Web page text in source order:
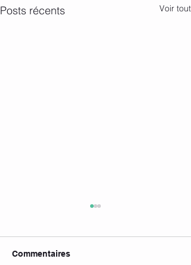
Posts récents Voir tout
Commentaires